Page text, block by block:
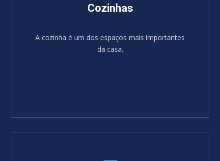
Cozinhas
A cozinha é um dos espaços mais importantes
da casa.